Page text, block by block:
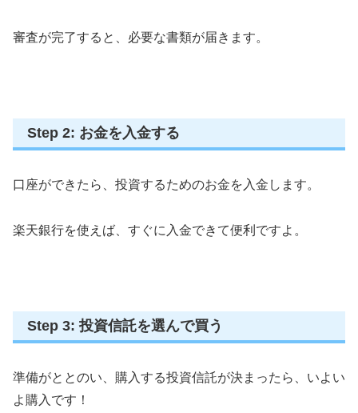
審査が完了すると、必要な書類が届きます。
Step 2: お金を入金する
口座ができたら、投資するためのお金を入金します。
楽天銀行を使えば、すぐに入金できて便利ですよ 。
Step 3: 投資信託を選んで買う
準備がととのい、購入する投資信託が決まったら、いよい
よ購入です！